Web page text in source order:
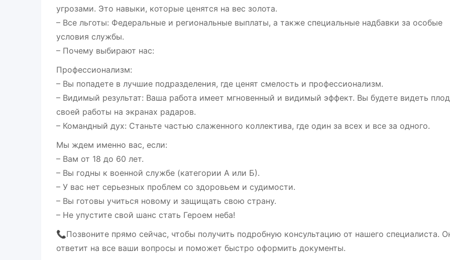
угрозами. Это навыки, которые ценятся на вес золота.
– Все льготы: Федеральные и региональные выплаты, а также специальные надбавки за особые
условия службы.
– Почему выбирают нас:
Профессионализм:
– Вы попадете в лучшие подразделения, где ценят смелость и профессионализм.
– Видимый результат: Ваша работа имеет мгновенный и видимый эффект. Вы будете видеть
своей работы на экранах радаров.
– Командный дух: Станьте частью слаженного коллектива, где один за всех и все за одного.
Мы ждем именно вас, если:
– Вам от 18 до 60 лет.
– Вы годны к военной службе (категории А или Б).
– У вас нет серьезных проблем со здоровьем и судимости.
– Вы готовы учиться новому и защищать свою страну.
– Не упустите свой шанс стать Героем неба!
📞Позвоните прямо сейчас, чтобы получить подробную консультацию от нашего специалиста.
ответит на все ваши вопросы и поможет быстро оформить документы.